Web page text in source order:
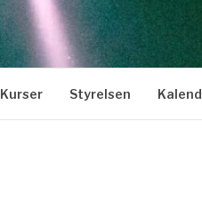
Kurser Styrelsen